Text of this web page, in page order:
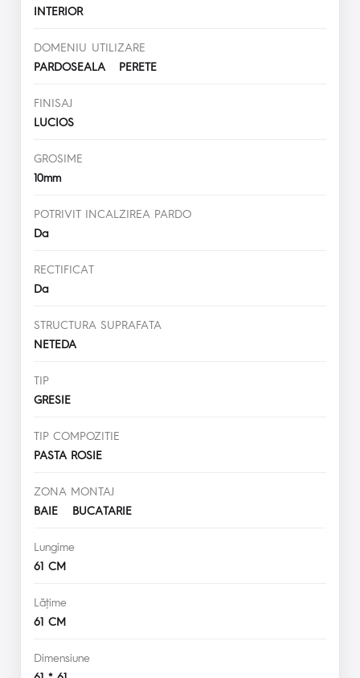
INTERIOR
DOMENIU UTILIZARE
PARDOSEALA PERETE
FINISAJ
LUCIOS
GROSIME
10mm
POTRIVIT INCALZIREA PARDO
Da
RECTIFICAT
Da
STRUCTURA SUPRAFATA
NETEDA
TIP
GRESIE
TIP COMPOZITIE
PASTA ROSIE
ZONA MONTAJ
BAIE BUCATARIE
Lungime
61 CM
Lăţime
61 CM
Dimensiune